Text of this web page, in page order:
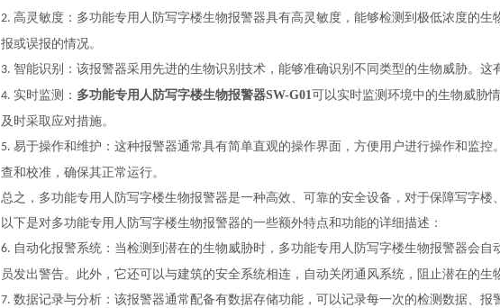
2. 高灵敏度：多功能专用人防写字楼生物报警器具有高灵敏度，能够检测到极低浓度的
报或误报的情况。
3. 智能识别：该报警器采用先进的生物识别技术，能够准确识别不同类型的生物威胁。这
4. 实时监测： 多功能专用人防写字楼生物报警器SW-G01可以实时监测环境中的生物威胁
及时采取应对措施。
5. 易于操作和维护：这种报警器通常具有简单直观的操作界面，方便用户进行操作和监
查和校准，确保其正常运行。
总之，多功能专用人防写字楼生物报警器是一种高效、可靠的安全设备，对于保障写字楼
以下是对多功能专用人防写字楼生物报警器的一些额外特点和功能的详细描述：
6. 自动化报警系统：当检测到潜在的生物威胁时，多功能专用人防写字楼生物报警器会
员发出警告。此外，它还可以与建筑的安全系统相连，自动关闭通风系统，阻止潜在的生
7. 数据记录与分析：该报警器通常配备有数据存储功能，可以记录每一次的检测数据、